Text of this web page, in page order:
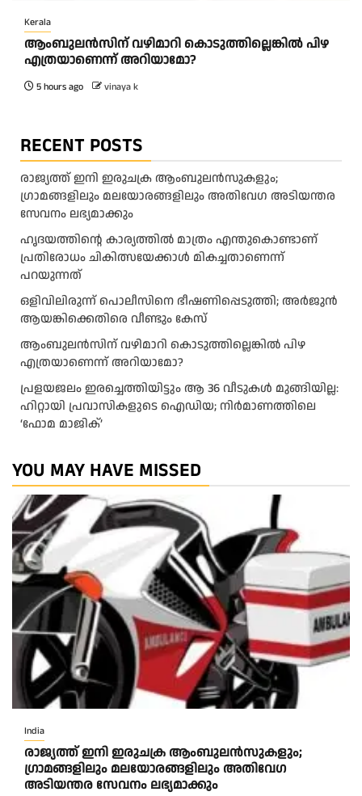
Kerala
ആംബുലന്‍സിന് വഴിമാറി കൊടുത്തില്ലെങ്കില്‍ പിഴ
എത്രയാണെന്ന് അറിയാമോ?
5 hours ago vinaya k
RECENT POSTS
രാജ്യത്ത് ഇനി ഇരുചക്ര ആംബുലന്‍സുകളും;
ഗ്രാമങ്ങളിലും മലയോരങ്ങളിലും അതിവേഗ അടിയന്തര
സേവനം ലഭ്യമാക്കും
ഹൃദയത്തിന്റെ കാര്യത്തിൽ മാത്രം എന്തുകൊണ്ടാണ്
പ്രതിരോധം ചികിത്സയേക്കാൾ മികച്ചതാണെന്ന്
പറയുന്നത്
ഒളിവിലിരുന്ന് പൊലീസിനെ ഭീഷണിപ്പെടുത്തി; അർജുൻ
ആയങ്കിക്കെതിരെ വീണ്ടും കേസ്
ആംബുലന്‍സിന് വഴിമാറി കൊടുത്തില്ലെങ്കില്‍ പിഴ
എത്രയാണെന്ന് അറിയാമോ?
പ്രളയജലം ഇരച്ചെത്തിയിട്ടും ആ 36 വീടുകൾ മുങ്ങിയില്ല:
ഹിറ്റായി പ്രവാസികളുടെ ഐഡിയ; നിർമാണത്തിലെ
‘ഫോമ മാജിക്’
YOU MAY HAVE MISSED
India
രാജ്യത്ത് ഇനി ഇരുചക്ര ആംബുലന്‍സുകളും;
ഗ്രാമങ്ങളിലും മലയോരങ്ങളിലും അതിവേഗ
അടിയന്തര സേവനം ലഭ്യമാക്കും